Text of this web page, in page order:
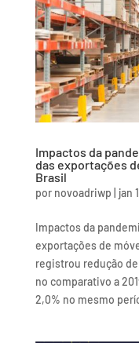
Impactos da
das exportações
Brasil
por novoadriwp jan
Impactos da
exportações de
registrou redução
no comparativo a
2,0% no mesmo